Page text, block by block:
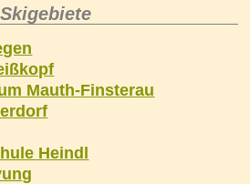
Skigebiete
Mauth-Finsterau
Heindl